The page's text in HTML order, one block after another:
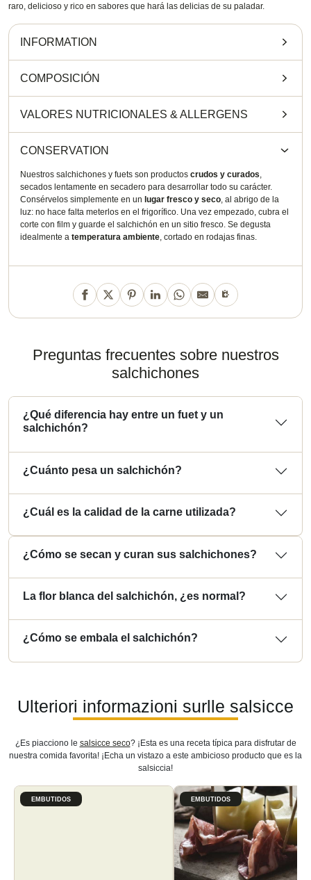
raro, delicioso y rico en sabores que hará las delicias de su paladar.
INFORMATION
COMPOSICIÓN
VALORES NUTRICIONALES & ALLERGENS
CONSERVATION
Nuestros salchichones y fuets son productos crudos y curados,
secados lentamente en secadero para desarrollar todo su carácter.
Consérvelos simplemente en un lugar fresco y seco, al abrigo de la
luz: no hace falta meterlos en el frigorífico. Una vez empezado, cubra el
corte con film y guarde el salchichón en un sitio fresco. Se degusta
idealmente a temperatura ambiente, cortado en rodajas finas.
Preguntas frecuentes sobre nuestros
salchichones
¿Qué diferencia hay entre un fuet y un
salchichón?
¿Cuánto pesa un salchichón?
¿Cuál es la calidad de la carne utilizada?
¿Cómo se secan y curan sus salchichones?
La flor blanca del salchichón, ¿es normal?
¿Cómo se embala el salchichón?
Ulteriori informazioni surlle salsicce
¿Es piacciono le salsicce seco? ¡Esta es una receta típica para disfrutar de
nuestra comida favorita! ¡Echa un vistazo a este ambicioso producto que es la
salsiccia!
EMBUTIDOS EMBUTIDOS